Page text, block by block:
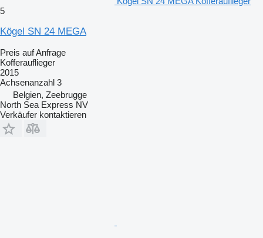
5
Kögel SN 24 MEGA
Preis auf Anfrage
Kofferauflieger
2015
Achsenanzahl 3
Belgien, Zeebrugge
North Sea Express NV
Verkäufer kontaktieren